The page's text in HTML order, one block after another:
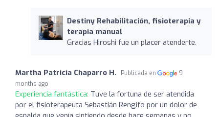
Destiny Rehabilitación, fisioterapia y
terapia manual
Gracias Hiroshi fue un placer atenderte.
Martha Patricia Chaparro H. Publicada en
9
months ago
Experiencia fantástica: Tuve la fortuna de ser atendida
por el fisioterapeuta Sebastián Rengifo por un dolor de